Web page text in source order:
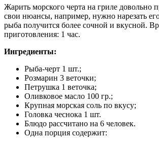
Жарить морского черта на гриле довольно
свои нюансы, например, нужно нарезать
рыба получится более сочной и вкусной.
приготовления: 1 час.
Ингредиенты:
Рыба-черт 1 шт.;
Розмарин 3 веточки;
Петрушка 1 веточка;
Оливковое масло 100 гр.;
Крупная морская соль по вкусу;
Головка чеснока 1 шт.
Блюдо рассчитано на 6 человек.
Одна порция содержит: